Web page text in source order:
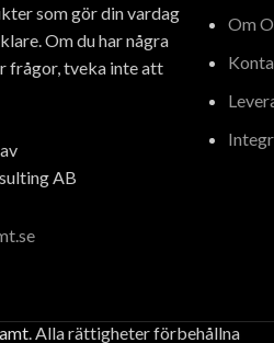
som gör din vardag
Om du har några
frågor, tveka inte att
AB
Om
. Alla rättigheter förbehållna